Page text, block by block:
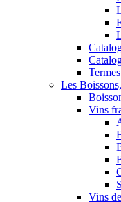
Les
Vins
Vins